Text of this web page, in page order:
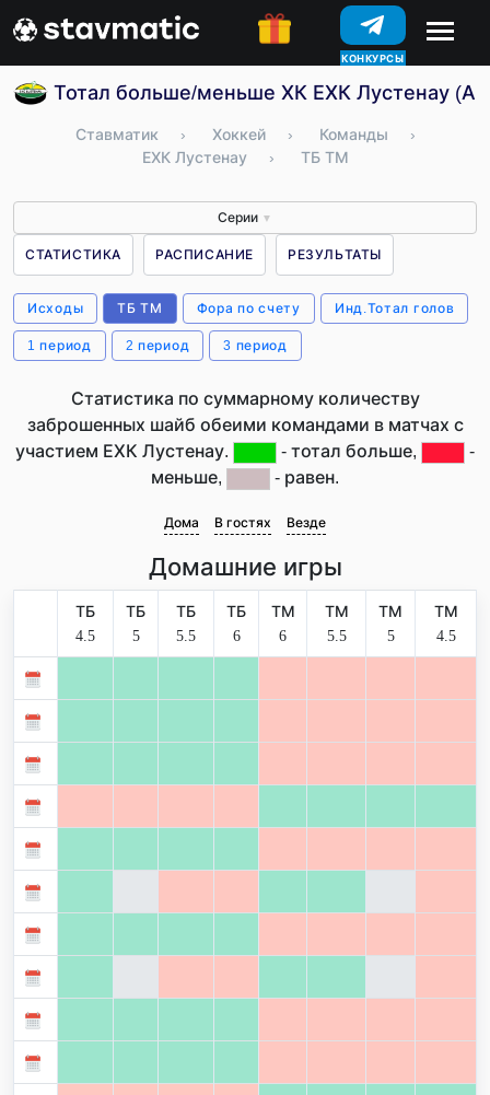
КОНКУРСЫ
Тотал больше/меньше ХК ЕХК Лустенау
Ставматик › Хоккей › Команды
›
ЕХК Лустенау
› ТБ ТМ
Серии ▼
СТАТИСТИКА РАСПИСАНИЕ РЕЗУЛЬТАТЫ
Исходы ТБ ТМ Фора по счету Инд.Тотал голов
1 период 2 период 3 период
Статистика по суммарному количеству
заброшенных шайб обеими командами в матчах с
участием ЕХК Лустенау.
- тотал больше,
-
меньше,
- равен.
Дома В гостях Везде
Домашние игры
ТБ
4.5
ТБ
5
ТБ
5.5
ТБ
6
ТМ
6
ТМ
5.5
ТМ
5
ТМ
4.5